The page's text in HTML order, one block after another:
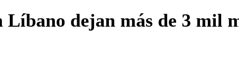
Líbano dejan más de 3 mil